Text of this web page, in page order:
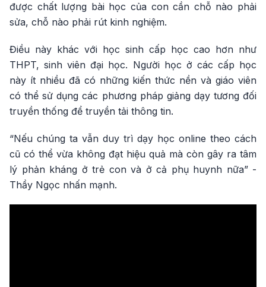
được chất lượng bài học của con cần chỗ nào phải
sửa, chỗ nào phải rút kinh nghiệm.
Điều này khác với học sinh cấp học cao hơn như
THPT, sinh viên đại học. Người học ở các cấp học
này ít nhiều đã có những kiến thức nền và giáo viên
có thể sử dụng các phương pháp giảng dạy tương đối
truyền thống để truyền tải thông tin.
“Nếu chúng ta vẫn duy trì dạy học online theo cách
cũ có thể vừa không đạt hiệu quả mà còn gây ra tâm
lý phản kháng ở trẻ con và ở cả phụ huynh nữa” -
Thầy Ngọc nhấn mạnh.